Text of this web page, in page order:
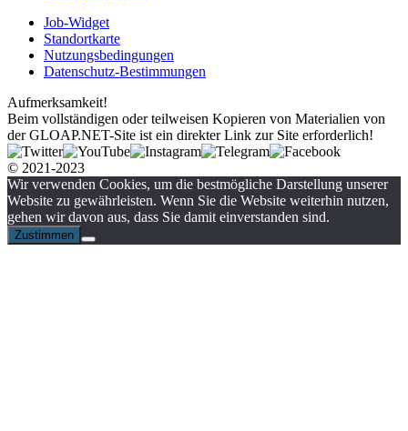
Job-Widget
Standortkarte
Nutzungsbedingungen
Datenschutz-Bestimmungen
Aufmerksamkeit!
Beim vollständigen oder teilweisen Kopieren von Materialien von
der GLOAP.NET-Site ist ein direkter Link zur Site erforderlich!
© 2021-2023
Wir verwenden Cookies, um die bestmögliche Darstellung unserer
Website zu gewährleisten. Wenn Sie die Website weiterhin nutzen,
gehen wir davon aus, dass Sie damit einverstanden sind.
Zustimmen